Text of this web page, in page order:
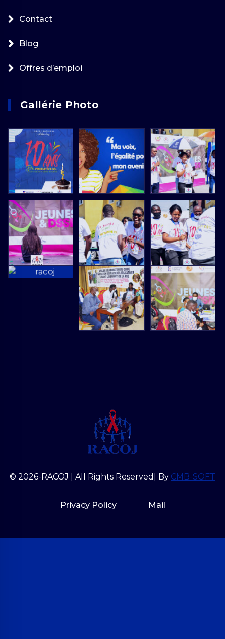
Contact
Blog
Offres d’emploi
Gallérie Photo
© 2026-RACOJ | All Rights Reserved| By CMB-SOFT
Privacy Policy Mail